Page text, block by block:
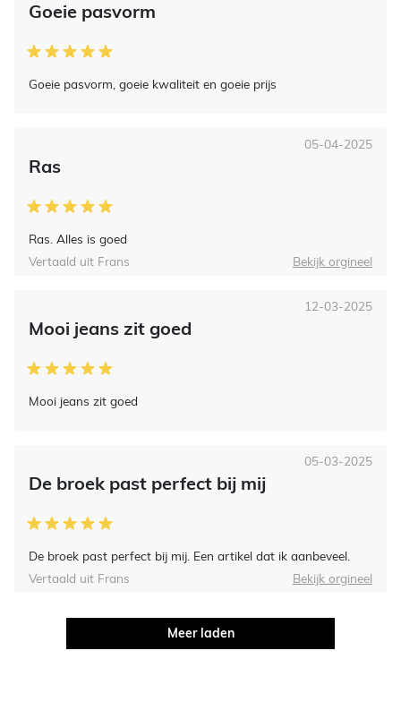
Goeie pasvorm
Goeie pasvorm, goeie kwaliteit en goeie prijs
Ras
Ras. Alles is goed
05-04-2025
Vertaald uit Frans Bekijk orgineel
Mooi jeans zit goed
Mooi jeans zit goed
12-03-2025
De broek past perfect bij mij
De broek past perfect bij mij. Een artikel dat ik aanbeveel.
05-03-2025
Vertaald uit Frans Bekijk orgineel
Meer laden